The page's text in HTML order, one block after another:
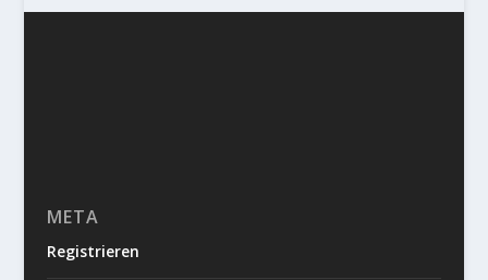
META
Registrieren